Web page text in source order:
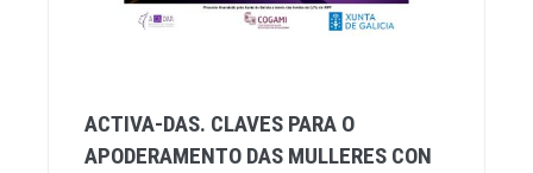
ACTIVA-DAS. CLAVES PARA O
APODERAMENTO DAS MULLERES CON